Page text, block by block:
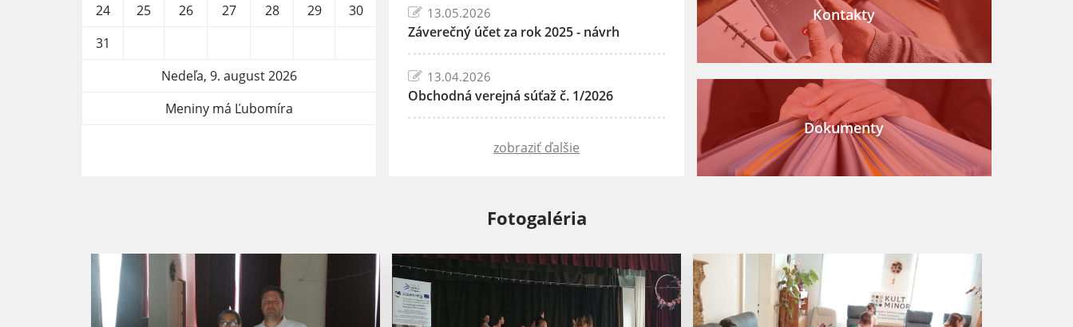
24
25 26 27 28 29
30
31
Nedeľa, 9. august 2026
Meniny má Ľubomíra
13.05.2026
Záverečný účet za rok 2025 - návrh
13.04.2026
Obchodná verejná súťaž č. 1/2026
zobraziť ďalšie
Kontakty
Dokumenty
Fotogaléria